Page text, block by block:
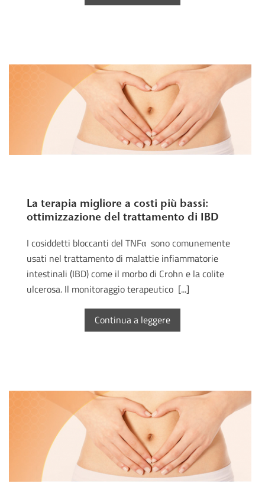
La terapia migliore a costi più bassi:
ottimizzazione del trattamento di IBD
I cosiddetti bloccanti del TNFα sono comunemente
usati nel trattamento di malattie infiammatorie
intestinali (IBD) come il morbo di Crohn e la colite
ulcerosa. Il monitoraggio terapeutico [...]
Continua a leggere